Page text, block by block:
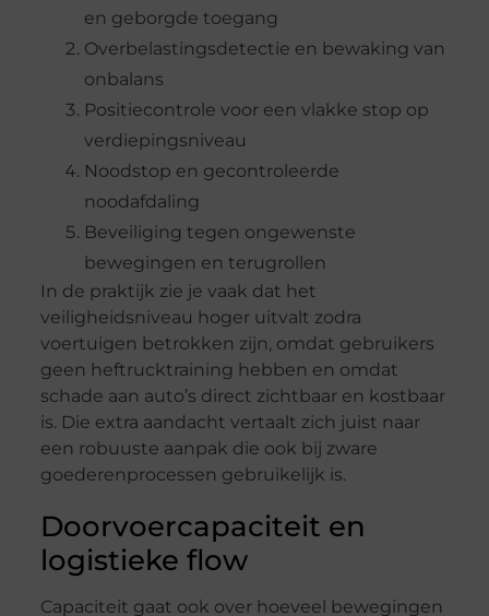
en geborgde toegang
Overbelastingsdetectie en bewaking van
onbalans
Positiecontrole voor een vlakke stop op
verdiepingsniveau
Noodstop en gecontroleerde
noodafdaling
Beveiliging tegen ongewenste
bewegingen en terugrollen
In de praktijk zie je vaak dat het
veiligheidsniveau hoger uitvalt zodra
voertuigen betrokken zijn, omdat gebruikers
geen heftrucktraining hebben en omdat
schade aan auto’s direct zichtbaar en kostbaar
is. Die extra aandacht vertaalt zich juist naar
een robuuste aanpak die ook bij zware
goederenprocessen gebruikelijk is.
Doorvoercapaciteit en
logistieke flow
Capaciteit gaat ook over hoeveel bewegingen